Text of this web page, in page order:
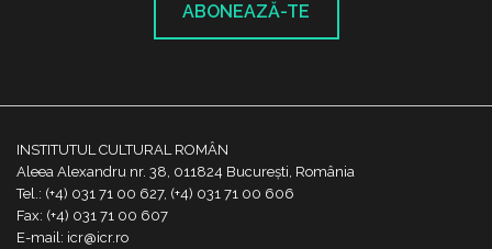
ABONEAZĂ-TE
INSTITUTUL CULTURAL ROMÂN
Aleea Alexandru nr. 38, 011824 București, România
Tel.: (+4) 031 71 00 627, (+4) 031 71 00 606
Fax: (+4) 031 71 00 607
E-mail: icr@icr.ro